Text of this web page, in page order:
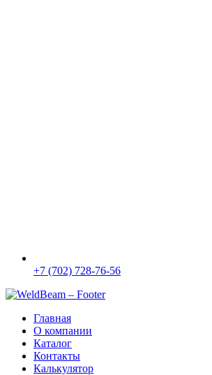
+7 (702) 728-76-56
Главная
О компании
Каталог
Контакты
Калькулятор